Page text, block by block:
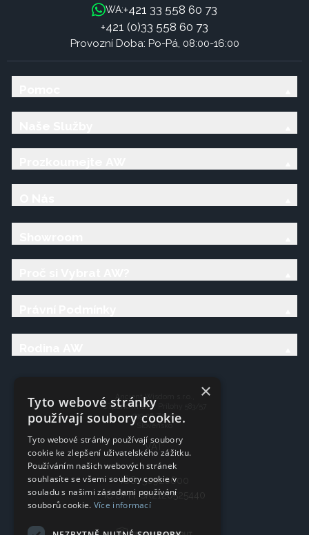
WA:+421 33 558 60 73
+421 (0)33 558 60 73
Provozní Doba: Po-Pá, 08:00-16:00
Ancient Wisdom s.r.o.,
CTpark Trnava, Prílohy 583/57
919 26 Zavar
VAT:
IČO: 50920600
IČ DPH: SK2120525440
×
Tyto webové stránky
používají soubory cookie.
Tyto webové stránky používají soubory
cookie ke zlepšení uživatelského zážitku.
Používáním našich webových stránek
souhlasíte se všemi soubory cookie v
souladu s našimi zásadami používání
souborů cookie. Více informací